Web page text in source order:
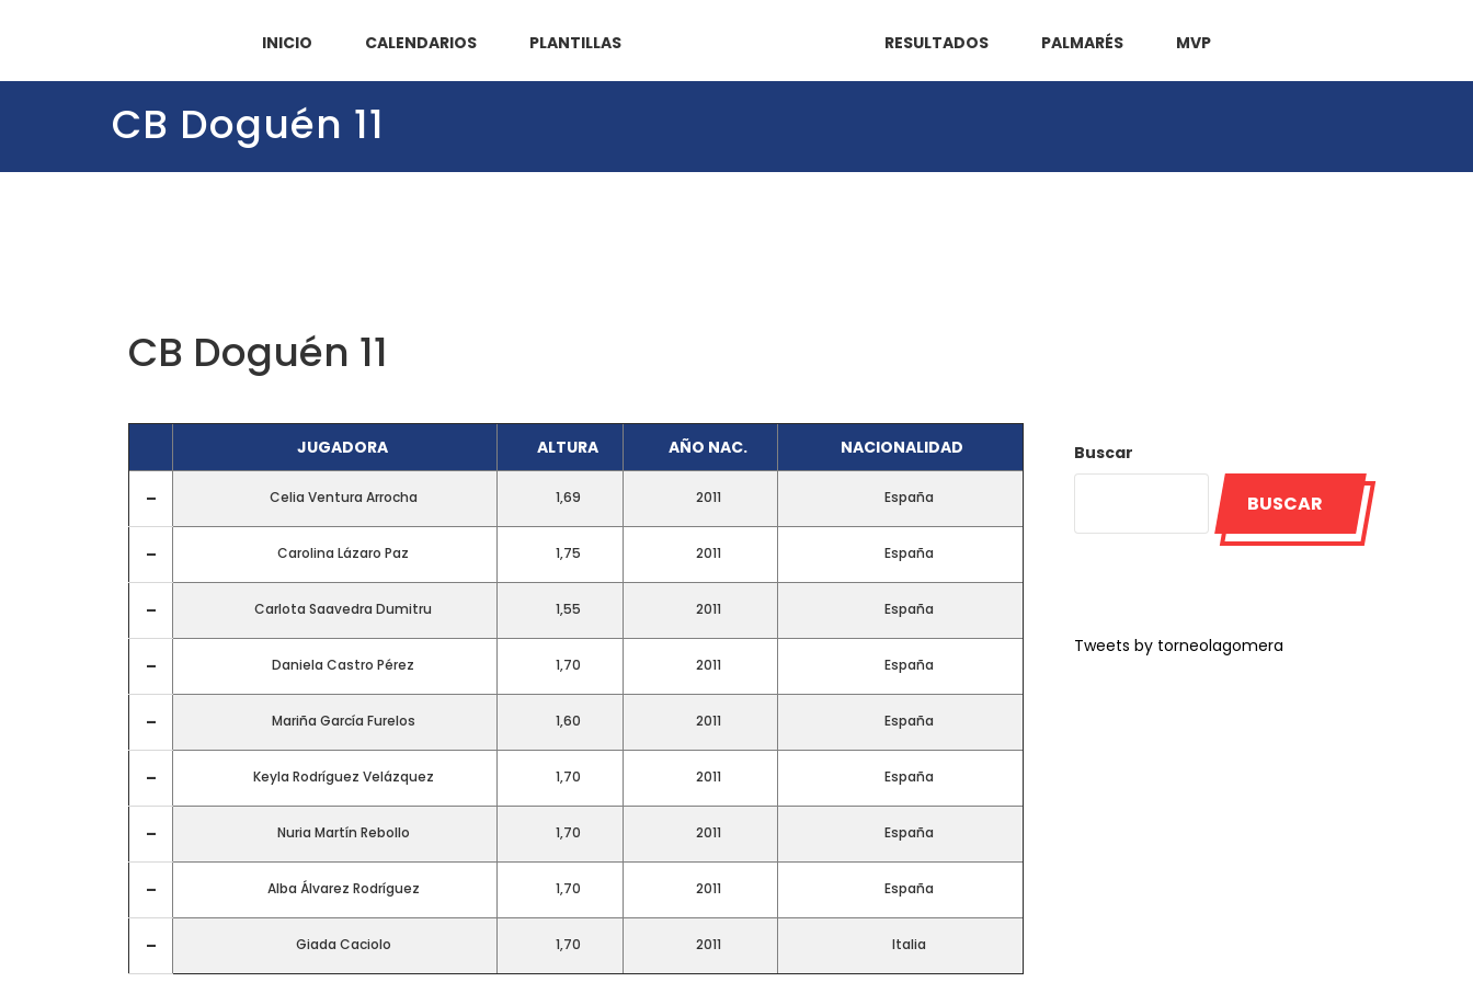
INICIO CALENDARIOS PLANTILLAS RESULTADOS PALMARÉS MVP
CB Doguén 11
CB Doguén 11
JUGADORA ALTURA AÑO NAC. NACIONALIDAD
– Celia Ventura Arrocha 1,69 2011 España
– Carolina Lázaro Paz 1,75 2011 España
– Carlota Saavedra Dumitru 1,55 2011 España
– Daniela Castro Pérez 1,70 2011 España
– Mariña García Furelos 1,60 2011 España
– Keyla Rodríguez Velázquez 1,70 2011 España
– Nuria Martín Rebollo 1,70 2011 España
– Alba Álvarez Rodríguez 1,70 2011 España
– Giada Caciolo 1,70 2011 Italia
Buscar
BUSCAR
Tweets by torneolagomera